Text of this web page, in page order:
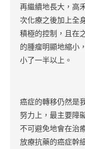
再繼續地長大，高
次化療之後加上全
積極的控制，且在
的腫瘤明顯地縮小
小了一半以上。
癌症的轉移仍然是
努力上，最主要障
不可避免地會在治
放療抗藥的癌症